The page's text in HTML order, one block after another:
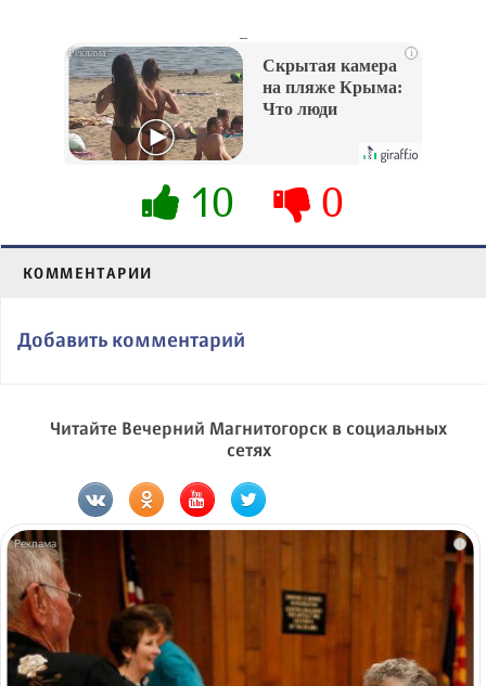
i
Скрытая камера
на пляже Крыма:
Что люди
их не видят...
10 0
КОММЕНТАРИИ
Добавить комментарий
Читайте Вечерний Магнитогорск в социальных
сетях
i